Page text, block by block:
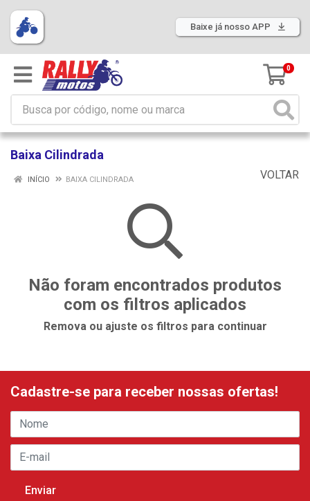
Baixe já nosso APP
0
Baixa Cilindrada
VOLTAR
INÍCIO BAIXA CILINDRADA
Não foram encontrados produtos
com os filtros aplicados
Remova ou ajuste os filtros para continuar
Cadastre-se para receber nossas ofertas!